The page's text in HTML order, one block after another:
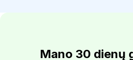
Mano 30 dienų